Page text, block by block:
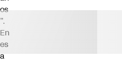
os
”.
En
es
a